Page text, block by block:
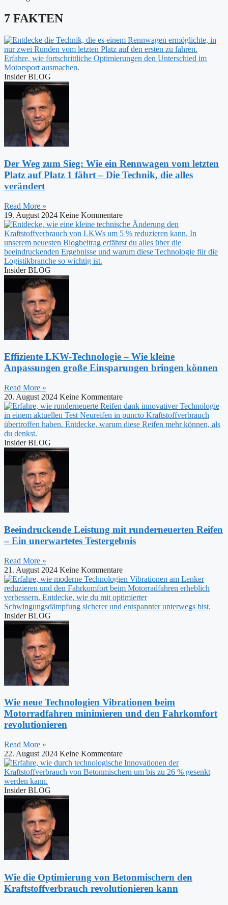
7 FAKTEN
Insider BLOG
Der Weg zum Sieg: Wie ein Rennwagen vom letzten
Platz auf Platz 1 fährt – Die Technik, die alles
verändert
Read More »
19. August 2024 Keine Kommentare
Insider BLOG
Effiziente LKW-Technologie – Wie kleine
Anpassungen große Einsparungen bringen können
Read More »
20. August 2024 Keine Kommentare
Insider BLOG
Beeindruckende Leistung mit runderneuerten Reifen
– Ein unerwartetes Testergebnis
Read More »
21. August 2024 Keine Kommentare
Insider BLOG
Wie neue Technologien Vibrationen beim
Motorradfahren minimieren und den Fahrkomfort
revolutionieren
Read More »
22. August 2024 Keine Kommentare
Insider BLOG
Wie die Optimierung von Betonmischern den
Kraftstoffverbrauch revolutionieren kann